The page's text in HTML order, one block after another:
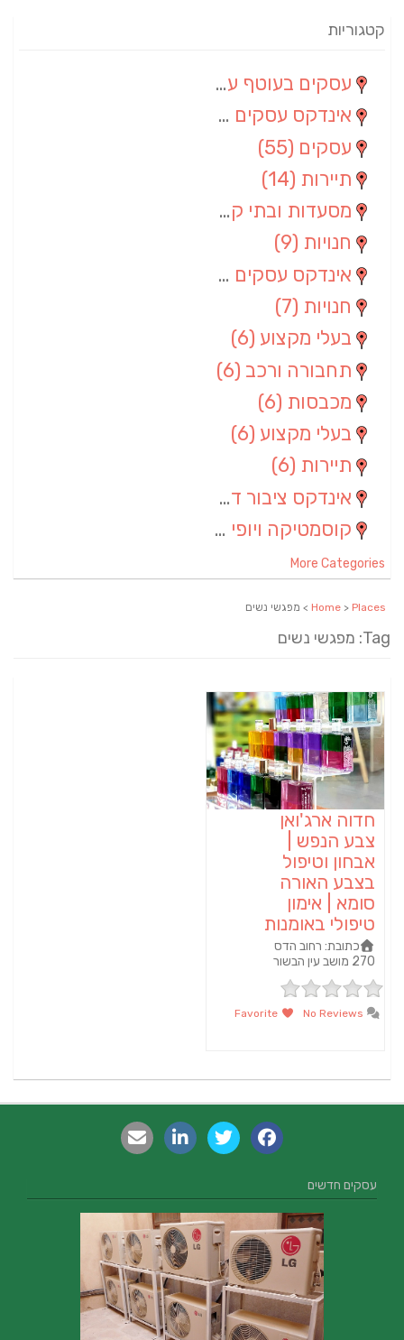
קטגוריות
עסקים בעוטף עזה
אינדקס עסקים מרחבי
עסקים (55)
תיירות (14)
מסעדות ובתי קפה
חנויות (9)
אינדקס עסקים ארצי
חנויות (7)
בעלי מקצוע (6)
תחבורה ורכב (6)
מכבסות (6)
בעלי מקצוע (6)
תיירות (6)
אינדקס ציבור דתי
קוסמטיקה ויופי (4)
More Categories
Home > Places > מפגשי נשים
Tag: מפגשי נשים
חדוה ארג'ואן
צבע הנפש |
אבחון וטיפול
בצבע האורה
סומא | אימון
טיפולי באומנות
כתובת: רחוב הדס
270 מושב עין הבשור
עסקים חדשים